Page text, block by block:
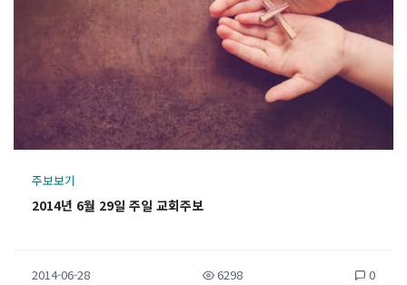
주보보기
2014년 6월 29일 주일 교회주보
2014-06-28 6298 0